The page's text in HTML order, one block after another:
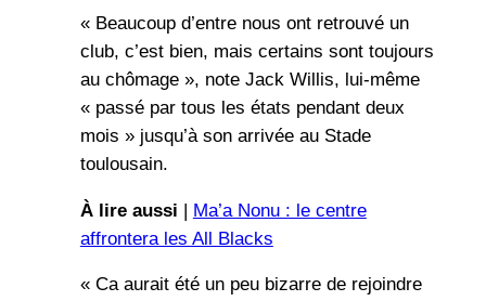
« Beaucoup d’entre nous ont retrouvé un
club, c’est bien, mais certains sont toujours
au chômage », note Jack Willis, lui-même
« passé par tous les états pendant deux
mois » jusqu’à son arrivée au Stade
toulousain.
À lire aussi | Ma’a Nonu : le centre
affrontera les All Blacks
« Ca aurait été un peu bizarre de rejoindre